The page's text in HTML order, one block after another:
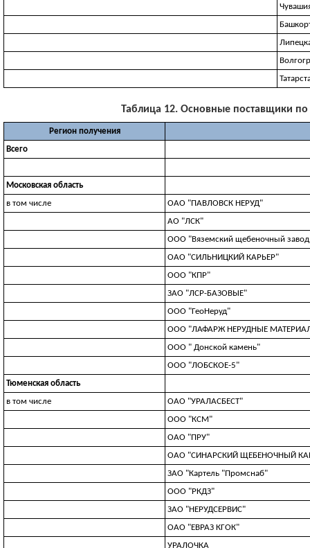
Таблица 12. Основные поставщики
Регион получения
Всего
Московская область
в том числе
ОАО "ПАВЛОВСК НЕРУД"
АО "ЛСК"
ООО "Вяземский щебеночный
ОАО "СИЛЬНИЦКИЙ КАРЬЕР"
ООО "КПР"
ЗАО "ЛСР-БАЗОВЫЕ"
ООО "ГеоНеруд"
ООО "ЛАФАРЖ НЕРУДНЫЕ
ООО " Донской камень"
ООО "ЛОБСКОЕ-5"
Тюменская область
в том числе
ОАО "УРАЛАСБЕСТ"
ООО "КСМ"
ОАО "ПРУ"
ОАО "СИНАРСКИЙ ЩЕБЕНОЧНЫЙ
ЗАО "Картель "Промснаб"
ООО "РКДЗ"
ЗАО "НЕРУДСЕРВИС"
ОАО "ЕВРАЗ КГОК"
УРАЛОЧКА